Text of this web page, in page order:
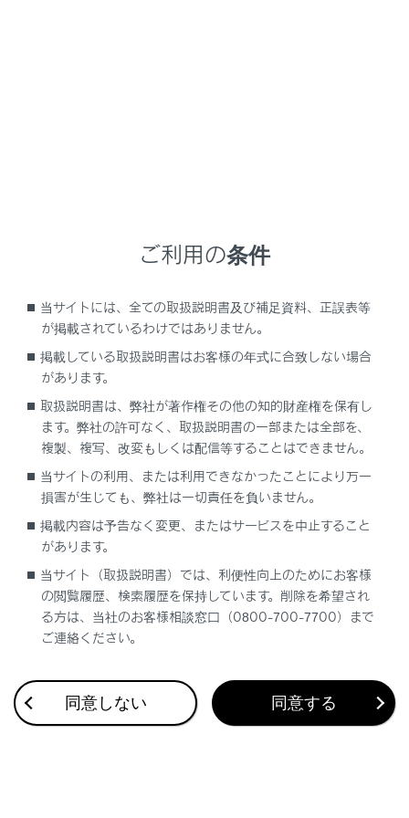
地上デジタルテレビを視聴する
地上デジタルテレビ用アンテナの取り扱い
合わせて見られているページ
Bluetooth®オーディオを再生する
オーディオシステム
地上デジタルテレビを視聴する
このページは役に立ちましたか？
ご利用の条件
当サイトには、全ての取扱説明書及び補足資料、正誤表等
が掲載されているわけではありません。
掲載している取扱説明書はお客様の年式に合致しない場合
があります。
取扱説明書は、弊社が著作権その他の知的財産権を保有し
ます。弊社の許可なく、取扱説明書の一部または全部を、
複製、複写、改変もしくは配信等することはできません。
当サイトの利用、または利用できなかったことにより万一
損害が生じても、弊社は一切責任を負いません。
掲載内容は予告なく変更、またはサービスを中止すること
があります。
当サイト（取扱説明書）では、利便性向上のためにお客様
の閲覧履歴、検索履歴を保持しています。削除を希望され
る方は、当社のお客様相談窓口（0800-700-7700）まで
ご連絡ください。
同意しない 同意する